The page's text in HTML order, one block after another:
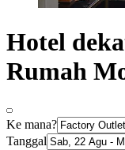
Hotel
Rumah
Ke mana?
Tanggal